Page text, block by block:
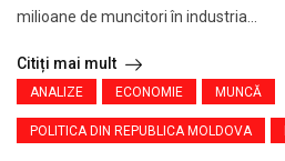
milioane de muncitori în industria...
Citiți mai mult
ANALIZE ECONOMIE MUNCĂ
POLITICA DIN REPUBLICA MOLDOVA